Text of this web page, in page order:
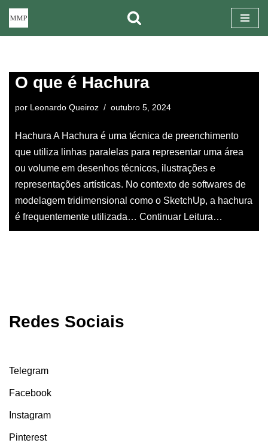
conteúdo
O que é Hachura
por Leonardo Queiroz outubro 5, 2024
Hachura A Hachura é uma técnica de preenchimento
que utiliza linhas paralelas para representar uma área
ou volume em desenhos técnicos, ilustrações e
representações artísticas. No contexto de softwares de
modelagem tridimensional como o SketchUp, a hachura
é frequentemente utilizada… Continuar Leitura…
Redes Sociais
Telegram
Facebook
Instagram
Pinterest